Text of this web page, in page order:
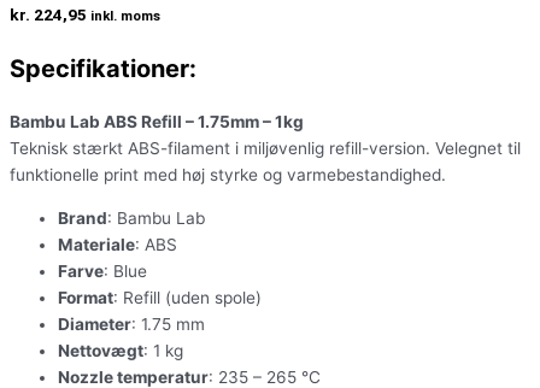
kr. 224,95 inkl. moms
Specifikationer:
Bambu Lab ABS Refill – 1.75mm – 1kg
Teknisk stærkt ABS-filament i miljøvenlig refill-version. Velegnet til
funktionelle print med høj styrke og varmebestandighed.
Brand: Bambu Lab
Materiale: ABS
Farve: Blue
Format: Refill (uden spole)
Diameter: 1.75 mm
Nettovægt: 1 kg
Nozzle temperatur: 235 – 265 °C